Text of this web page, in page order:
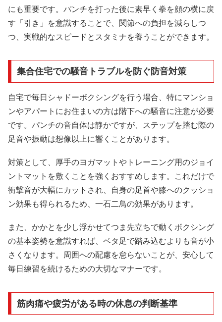
にも重要です。パンチを打った後に素早く拳を顔の横に戻
す「引き」を意識することで、関節への負担を減らしつ
つ、実戦的なスピードとスタミナを養うことができます。
集合住宅での騒音トラブルを防ぐ防音対策
自宅で毎日シャドーボクシングを行う場合、特にマンショ
ンやアパートにお住まいの方は階下への騒音に注意が必要
です。パンチの音自体は静かですが、ステップを踏む際の
足音や振動は想像以上に響くことがあります。
対策として、厚手のヨガマットやトレーニング用のジョイ
ントマットを敷くことを強くおすすめします。これだけで
衝撃音が大幅にカットされ、自身の足首や膝へのクッショ
ン効果も得られるため、一石二鳥の効果があります。
また、かかとを少し浮かせてつま先立ちで動くボクシング
の基本姿勢を意識すれば、ベタ足で踏み込むよりも音が小
さくなります。周囲への配慮を怠らないことが、安心して
毎日練習を続けるための大切なマナーです。
筋肉痛や疲労がある時の休息の判断基準